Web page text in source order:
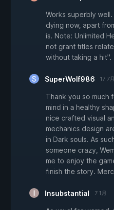
Works superbly
dying now, apart
is. Note: Unlimited
not grant titles
without taking a hit".
SuperWolf986 17 7月
Thank you so much
mind in a healthy
nice crafted visual
mechanics design
in Dark souls. As
someone crazy,
me to enjoy the
finish the story.
Insubstantial 7 1月